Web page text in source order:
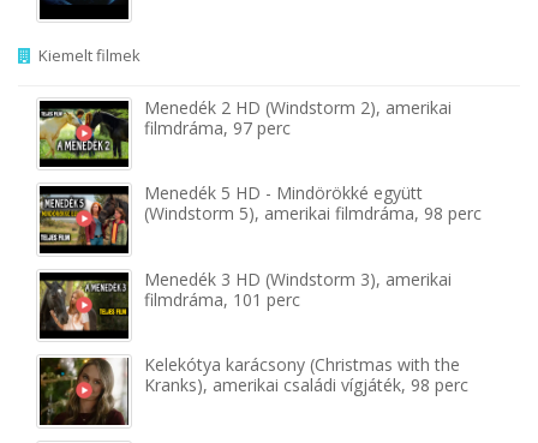
Kiemelt filmek
Menedék 2 HD (Windstorm 2), amerikai
filmdráma, 97 perc
Menedék 5 HD - Mindörökké együtt
(Windstorm 5), amerikai filmdráma, 98 perc
Menedék 3 HD (Windstorm 3), amerikai
filmdráma, 101 perc
Kelekótya karácsony (Christmas with the
Kranks), amerikai családi vígjáték, 98 perc